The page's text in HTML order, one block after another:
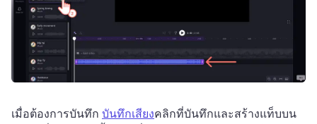
เมื่อต้องการบันทึก บันทึกเสียงคลิกที่บันทึกและสร้างแท็บบน